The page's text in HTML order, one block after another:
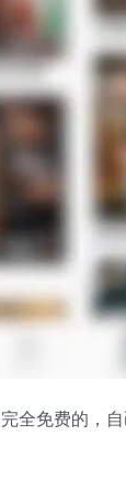
全免费的，